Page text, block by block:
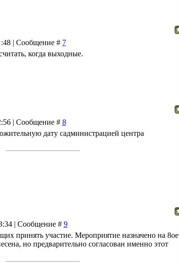
| Сообщение # 7
когда выходные.
| Сообщение # 8
дату садминистрацией центра
| Сообщение # 9
принять участие. Мероприятие назначено на 8ое
но предварительно согласован именно этот